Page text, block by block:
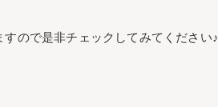
ので是非チェックしてみてください♪